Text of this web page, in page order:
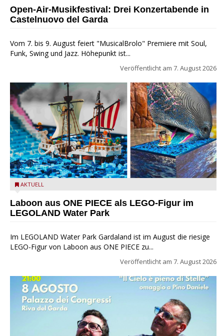
Open-Air-Musikfestival: Drei Konzertabende in
Castelnuovo del Garda
Vom 7. bis 9. August feiert "MusicalBrolo" Premiere mit Soul,
Funk, Swing und Jazz. Höhepunkt ist...
Veröffentlicht am 7. August 2026
Laboon aus ONE PIECE als LEGO-Figur im LEGOLAND Water
AKTUELL
Laboon aus ONE PIECE als LEGO-Figur im
LEGOLAND Water Park
Im LEGOLAND Water Park Gardaland ist im August die riesige
LEGO-Figur von Laboon aus ONE PIECE zu...
Veröffentlicht am 7. August 2026